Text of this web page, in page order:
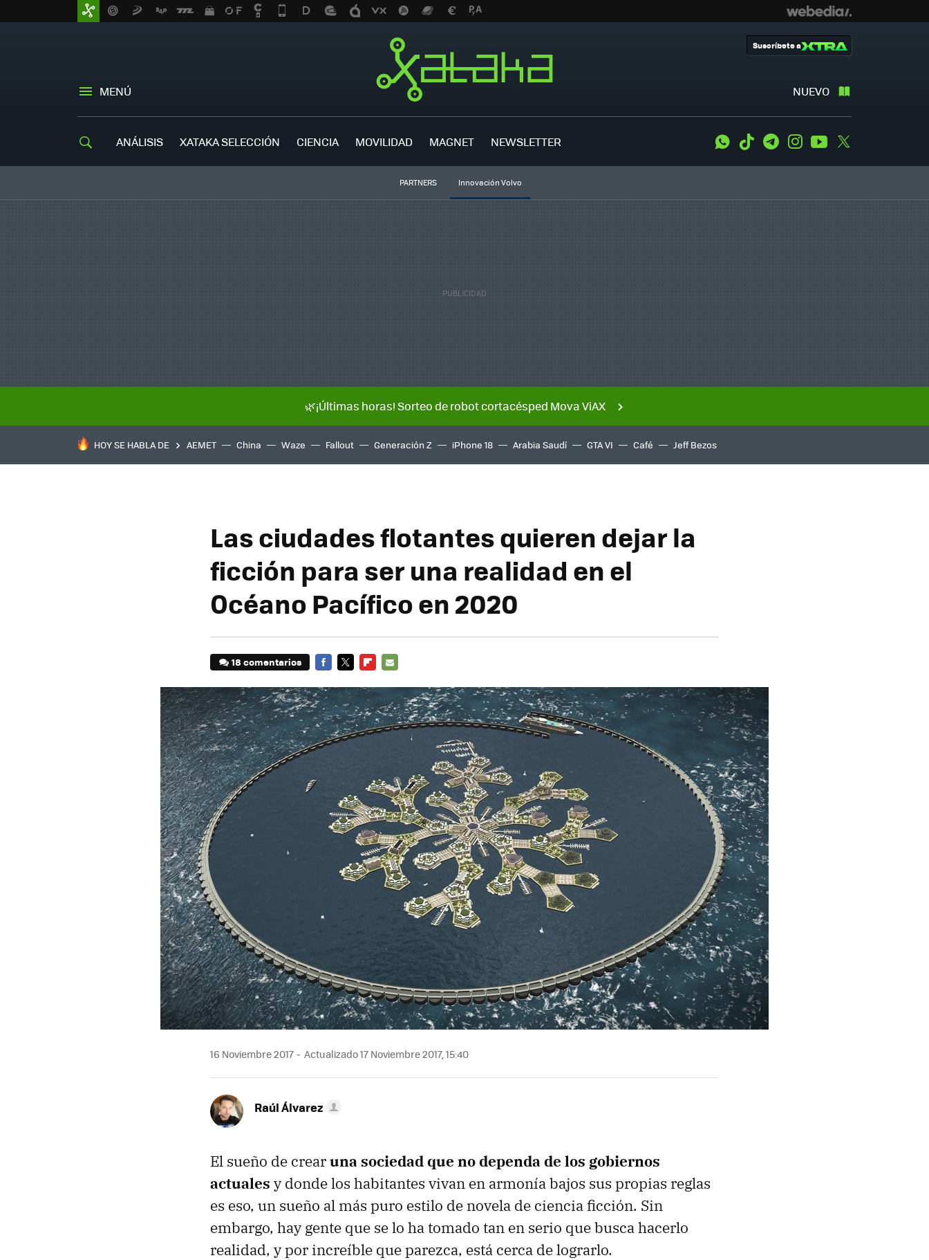
MENÚ NUEVO
Suscríbete a
ANÁLISIS XATAKA SELECCIÓN CIENCIA MOVILIDAD MAGNET NEWSLETTER WhatsApp
Tiktok TelegramInstagramYoutube
PARTNERS Innovación Volvo
🌿¡Últimas horas! Sorteo de robot cortacésped Mova ViAX
HOY SE HABLA DE AEMET China Waze Fallout Generación Z iPhone 18 Arabia Saudí GTA VI Café Jeff Bezos
Las ciudades flotantes quieren dejar la
ficción para ser una realidad en el
Océano Pacífico en 2020
18 comentarios
MAIL
16 Noviembre 2017 Actualizado 17 Noviembre 2017, 15:40
Raúl Álvarez
El sueño de crearuna sociedad que no dependa de los gobiernos
actuales y donde los habitantes vivan en armonía bajos sus propias reglas
es eso, un sueño al más puro estilo de novela de ciencia ficción. Sin
embargo, hay gente que se lo ha tomado tan en serio que busca hacerlo
realidad, y por increíble que parezca, está cerca de lograrlo.